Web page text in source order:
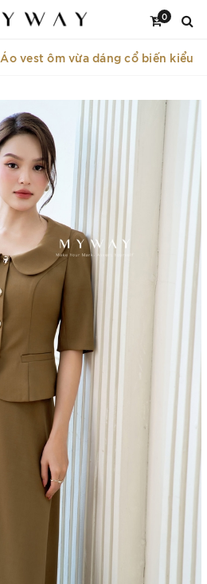
0
Áo vest ôm vừa dáng cổ biến kiểu